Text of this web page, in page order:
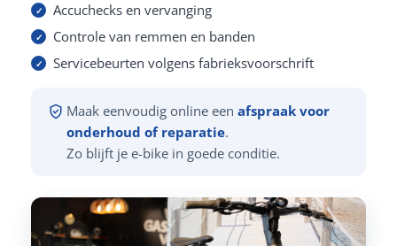
Accuchecks en vervanging
Controle van remmen en banden
Servicebeurten volgens fabrieksvoorschrift
Maak eenvoudig online een afspraak voor
onderhoud of reparatie.
Zo blijft je e-bike in goede conditie.